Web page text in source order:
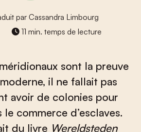
par Cassandra Limbourg
11 min. temps de lecture
sont la preuve
moderne, il ne fallait pas
avoir de colonies pour
le commerce d’esclaves.
du livre Wereldsteden